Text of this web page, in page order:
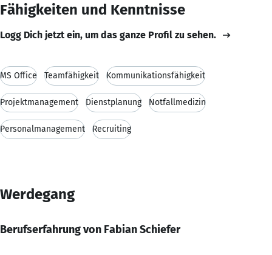
Fähigkeiten und Kenntnisse
Logg Dich jetzt ein, um das ganze Profil zu sehen.
MS Office Teamfähigkeit Kommunikationsfähigkeit
Projektmanagement Dienstplanung Notfallmedizin
Personalmanagement Recruiting
Werdegang
Berufserfahrung von Fabian Schiefer